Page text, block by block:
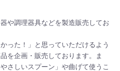
や調理器具などを製造販売してお
った！」と思っていただけるよう
を企画・販売しております。ま
さしいスプーン」や曲げて使うこ